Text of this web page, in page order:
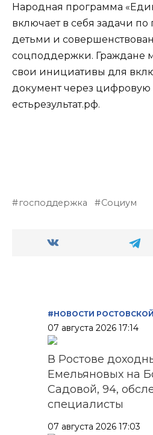
Народная программа
включает в себя задачи
детьми и
соцподдержки. Граждане
свои инициативы для
документ через цифровую
естьрезультат.рф.
господдержка Социум
#НОВОСТИ
07 августа 2026 17:14
В Ростове
Емельяновых на
Садовой, 94,
специалисты
07 августа 2026 17:03